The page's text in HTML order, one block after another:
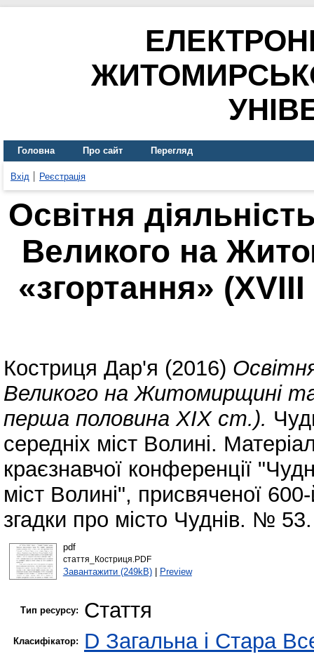
Головна Про сайт Перегляд
Вхід Реєстрація
Освітня
Великого на
«згортання»
Костриця Дар'я (2016)
Великого на Житомирщині
перша половина XIX ст.).
середніх міст Волині.
краєзнавчої конференції
міст Волині", присвяченої
згадки про місто Чуднів. №
pdf
стаття_Костриця.PDF
Завантажити (249kB)| Preview
Тип ресурсу: Стаття
Класифікатор: D Загальна і Стара